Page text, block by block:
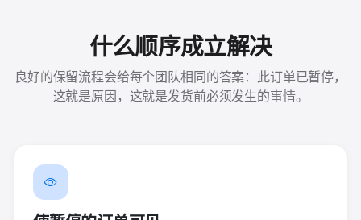
什么顺序成立解决
良好的保留流程会给每个团队相同的答案：此订单已暂停，
这就是原因，这就是发货前必须发生的事情。